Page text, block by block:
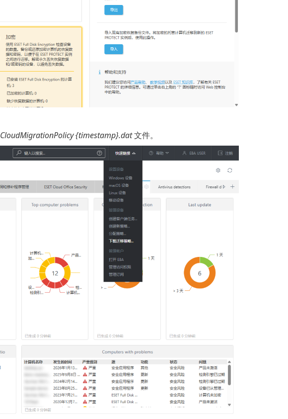
CloudMigrationPolicy {timestamp}.dat文件。